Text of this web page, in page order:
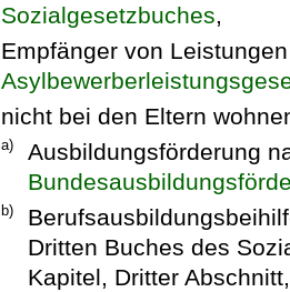
Sozialgesetzbuches,
Empfänger von
nicht bei den Eltern
a)
Ausbildungsförderung
b)
Dritten Buches des
Kapitel, Dritter